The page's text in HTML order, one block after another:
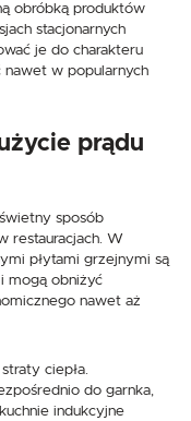
obróbką produktów
stacjonarnych
je do charakteru
nawet w popularnych
prądu
sposób
restauracjach. W
płytami grzejnymi są
mogą obniżyć
nawet aż
ciepła.
do garnka,
indukcyjne